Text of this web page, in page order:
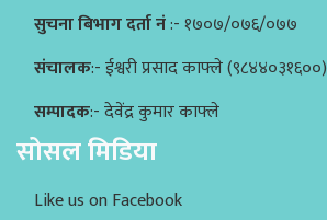
सुचना बिभाग दर्ता नं:- १७०७/०७६/०७७
संचालक:- ईश्वरी प्रसाद काफ्ले (९८४४०३१६००)
सम्पादक:- देवेंद्र कुमार काफ्ले
सोसल मिडिया
Like us on Facebook